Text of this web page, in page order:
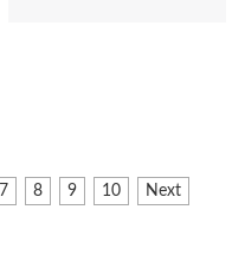
ペ
7
ペ
8
ペ
9
ペ
10
次
Next